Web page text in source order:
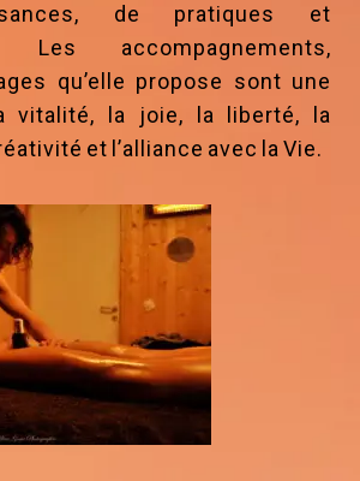
de pratiques et
Les accompagnements,
qu’elle propose sont une
vitalité, la joie, la liberté, la
et l’alliance avec la Vie.